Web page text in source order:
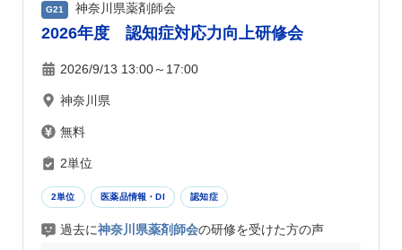
G21 神奈川県薬剤師会
2026年度 認知症対応力向上研修会
2026/9/13 13:00～17:00
神奈川県
無料
2単位
2単位 医薬品情報・DI 認知症
過去に神奈川県薬剤師会の研修を受けた方の声